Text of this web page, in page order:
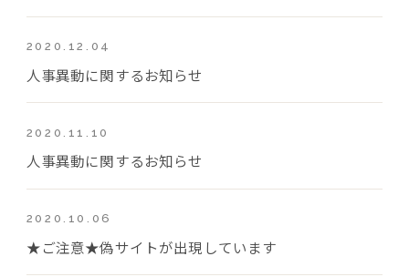
2020.12.04
人事異動に関するお知らせ
2020.11.10
人事異動に関するお知らせ
2020.10.06
★ご注意★偽サイトが出現しています